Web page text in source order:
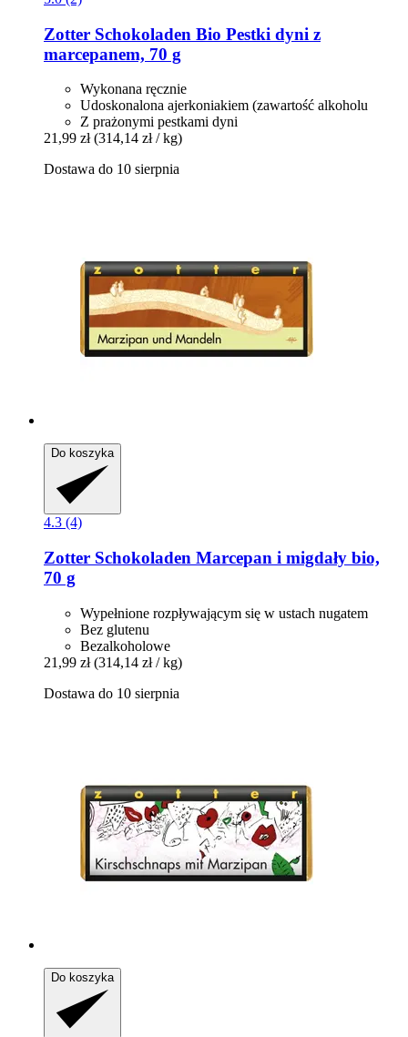
Zotter Schokoladen Bio Pestki dyni z
marcepanem, 70 g
Wykonana ręcznie
Udoskonalona ajerkoniakiem (zawartość alkoholu
Z prażonymi pestkami dyni
21,99 zł (314,14 zł / kg)
Dostawa do 10 sierpnia
Do koszyka
4.3 (4)
Zotter Schokoladen Marcepan i migdały bio,
70 g
Wypełnione rozpływającym się w ustach nugatem
Bez glutenu
Bezalkoholowe
21,99 zł (314,14 zł / kg)
Dostawa do 10 sierpnia
Do koszyka